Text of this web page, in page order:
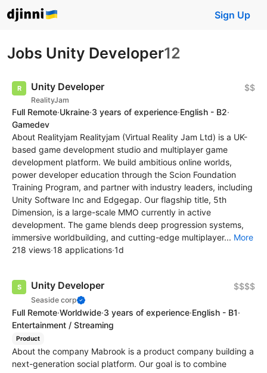
Sign Up
Jobs Unity Developer12
Unity Developer
RealityJam
$$
Full Remote·Ukraine·3 years of experience·English - B2·
Gamedev
About Realityjam Realityjam (Virtual Reality Jam Ltd) is a UK-
based game development studio and multiplayer game
development platform. We build ambitious online worlds,
power developer education through the Scion Foundation
Training Program, and partner with industry leaders, including
Unity Software Inc and Edgegap. Our flagship title, 5th
Dimension, is a large-scale MMO currently in active
development. The game blends deep progression systems,
immersive worldbuilding, and cutting-edge multiplayer... More
218 views·18 applications·1d
Unity Developer
Seaside corp
$$$$
Full Remote·Worldwide·3 years of experience·English - B1·
Entertainment / Streaming
Product
About the company Mabrook is a product company building a
next-generation social platform. Our goal is to combine